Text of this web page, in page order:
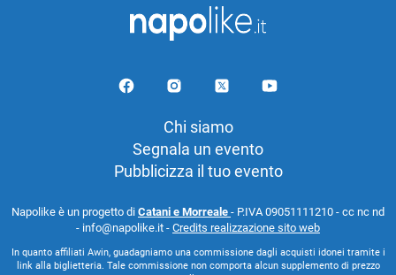
Chi siamo
Segnala un evento
Pubblicizza il tuo evento
Napolike è un progetto di Catani e Morreale - P.IVA 09051111210 - cc nc nd
- info@napolike.it - Credits realizzazione sito web
In quanto affiliati Awin, guadagniamo una commissione dagli acquisti idonei tramite i
link alla biglietteria. Tale commissione non comporta alcun supplemento di prezzo